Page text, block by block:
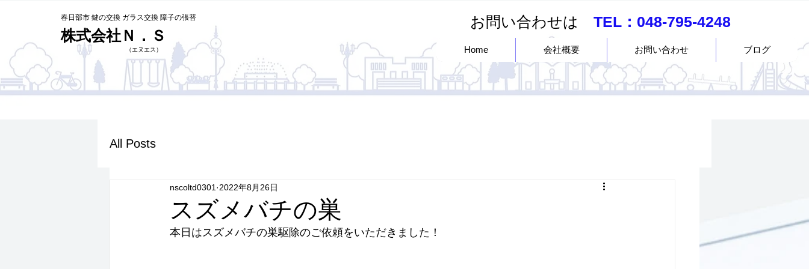
春日部市 鍵の交換 ガラス交換 障子の張替
株式会社Ｎ．Ｓ
​（エヌエス）
お問い合わせは TEL： 048-795-4248
Home 会社概要 お問い合わせ ブログ
All Posts
スズメバチの巣
nscoltd0301 2022年8月26日
本日はスズメバチの巣駆除のご依頼をいただきました！